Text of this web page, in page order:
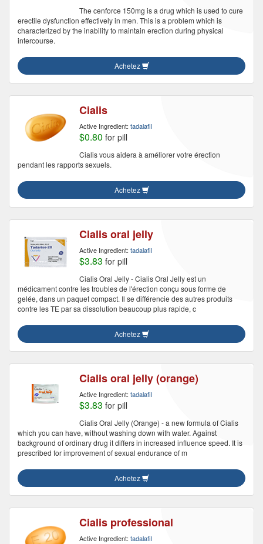
The cenforce 150mg is a drug which is used to cure
erectile dysfunction effectively in men. This is a problem which is
characterized by the inability to maintain erection during physical
intercourse.
Achetez
Cialis
Active Ingredient: tadalafil
$0.80 for pill
Cialis vous aidera à améliorer votre érection
pendant les rapports sexuels.
Achetez
Cialis oral jelly
Active Ingredient: tadalafil
$3.83 for pill
Cialis Oral Jelly - Cialis Oral Jelly est un
médicament contre les troubles de l'érection conçu sous forme de
gelée, dans un paquet compact. Il se différencie des autres produits
contre les TE par sa dissolution beaucoup plus rapide, c
Achetez
Cialis oral jelly (orange)
Active Ingredient: tadalafil
$3.83 for pill
Cialis Oral Jelly (Orange) - a new formula of Cialis
which you can have, without washing down with water. Against
background of ordinary drug it differs in increased influence speed. It is
prescribed for improvement of sexual endurance of m
Achetez
Cialis professional
Active Ingredient: tadalafil